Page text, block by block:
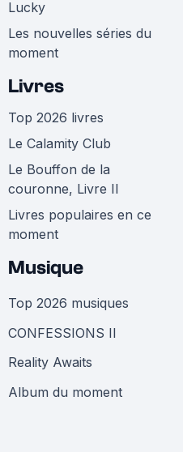
Lucky
Les nouvelles séries du
moment
Livres
Top 2026 livres
Le Calamity Club
Le Bouffon de la
couronne, Livre II
Livres populaires en ce
moment
Musique
Top 2026 musiques
CONFESSIONS II
Reality Awaits
Album du moment